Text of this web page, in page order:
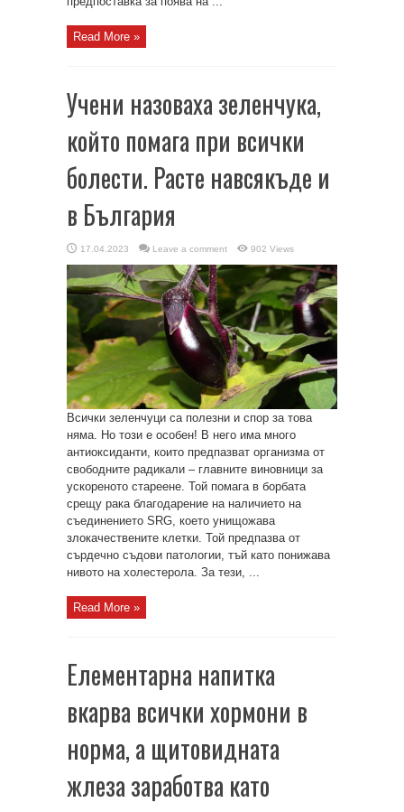
Read More »
Учени назоваха зеленчука,
който помага при всички
болести. Расте навсякъде и
в България
17.04.2023 Leave a comment 902 Views
Всички зеленчуци са полезни и спор за това
няма. Но този е особен! В него има много
антиоксиданти, които предпазват организма от
свободните радикали – главните виновници за
ускореното стареене. Той помага в борбата
срещу рака благодарение на наличието на
съединението SRG, което унищожава
злокачествените клетки. Той предпазва от
сърдечно съдови патологии, тъй като понижава
нивото на холестерола. За тези, ...
Read More »
Елементарна напитка
вкарва всички хормони в
норма, а щитовидната
жлеза заработва като